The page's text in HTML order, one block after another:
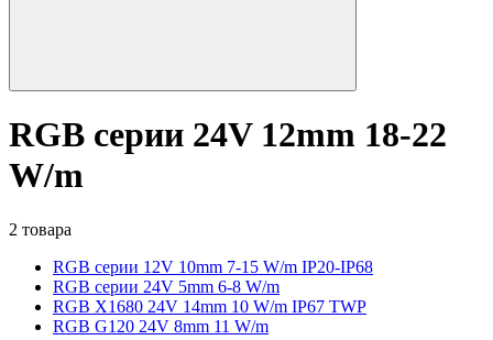
RGB серии 24V 12mm 18-22
W/m
2 товара
RGB серии 12V 10mm 7-15 W/m IP20-IP68
RGB серии 24V 5mm 6-8 W/m
RGB X1680 24V 14mm 10 W/m IP67 TWP
RGB G120 24V 8mm 11 W/m